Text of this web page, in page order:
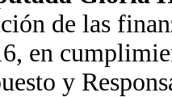
de las
en
y